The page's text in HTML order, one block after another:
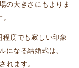
の大きさにもよりま
度でも寂しい印象
になる結婚式は、
れます。